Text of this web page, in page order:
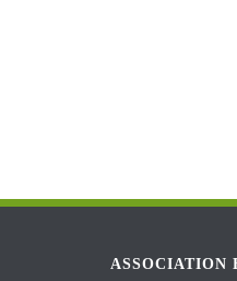
ASSOCIATION